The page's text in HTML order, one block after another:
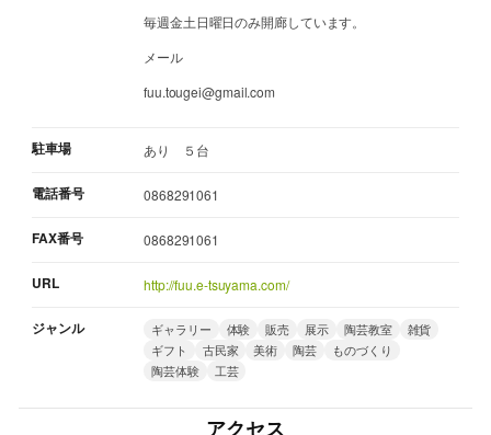
毎週金土日曜日のみ開廊しています。
メール
fuu.tougei@gmail.com
駐車場 あり ５台
電話番号 0868291061
FAX番号 0868291061
URL http://fuu.e-tsuyama.com/
ジャンル ギャラリー 体験 販売 展示 陶芸教室
雑貨
ギフト
古民家 美術 陶芸
ものづくり
陶芸体験
工芸
アクセス